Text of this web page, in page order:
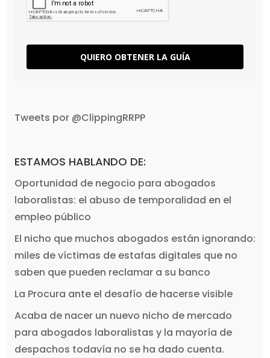
QUIERO OBTENER LA GUÍA
Tweets por @ClippingRRPP
ESTAMOS HABLANDO DE:
Oportunidad de negocio para abogados
laboralistas: el abuso de temporalidad en el
empleo público
El nicho que muchos abogados están ignorando:
miles de víctimas de estafas digitales que no
saben que pueden reclamar a su banco
La Procura ante el desafío de hacerse visible
Acaba de nacer un nuevo nicho de mercado
para abogados laboralistas y la mayoría de
despachos todavía no se ha dado cuenta.